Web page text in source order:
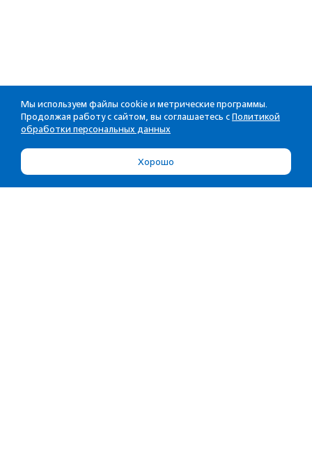
Мы используем файлы cookie и метрические программы.
Продолжая работу с сайтом, вы соглашаетесь с Политикой
обработки персональных данных
Хорошо